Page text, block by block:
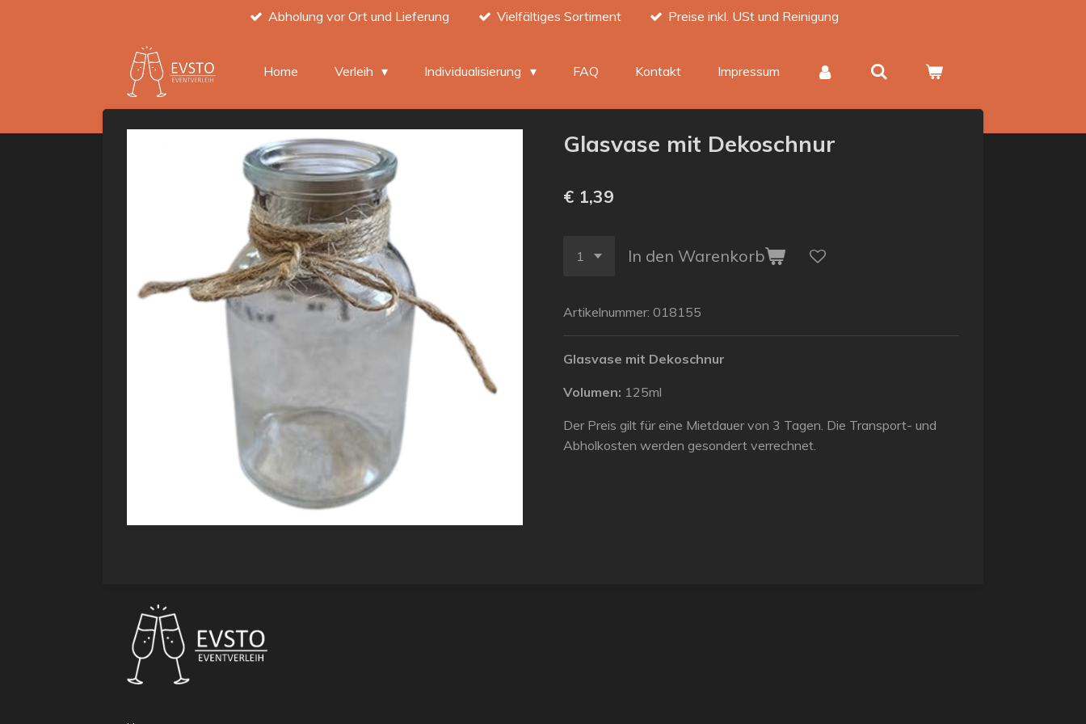
Abholung vor Ort und Lieferung Vielfältiges Sortiment Preise inkl. USt und Reinigung
Home Verleih Individualisierung FAQ Kontakt Impressum
Glasvase mit Dekoschnur
€ 1,39
In den Warenkorb
Artikelnummer: 018155
Glasvase mit Dekoschnur
Volumen: 125ml
Der Preis gilt für eine Mietdauer von 3 Tagen. Die Transport- und
Abholkosten werden gesondert verrechnet.